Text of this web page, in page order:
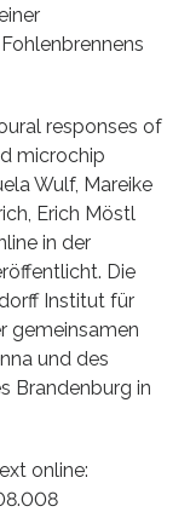
responses of
microchip
Wulf, Mareike
Erich Möstl
in der
Die
Institut für
gemeinsamen
und des
Brandenburg in
online: